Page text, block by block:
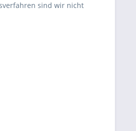
sind wir nicht